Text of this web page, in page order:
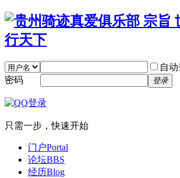
自
密码
登录
只需一步，快速开始
门户Portal
论坛BBS
经历Blog